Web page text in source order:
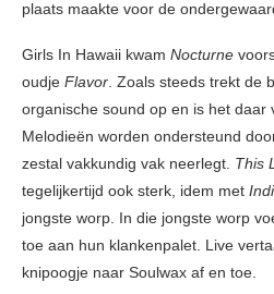
plaats maakte voor de
Girls In Hawaii kwam Nocturne
oudje Flavor. Zoals steeds trekt de
organische sound op en is het daar
Melodieën worden ondersteund
zestal vakkundig vak neerlegt. This
tegelijkertijd ook sterk, idem met
jongste worp. In die jongste worp
toe aan hun klankenpalet. Live
knipoogje naar Soulwax af en toe.